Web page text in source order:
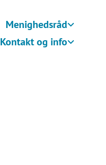
Menighedsråd
Kontakt og info